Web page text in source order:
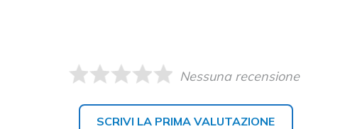
Nessuna recensione
SCRIVI LA PRIMA VALUTAZIONE